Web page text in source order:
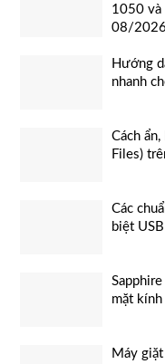
1050 và
08/2026
Hướng
nhanh
Cách
Files)
Các
biệt
mặt
Máy